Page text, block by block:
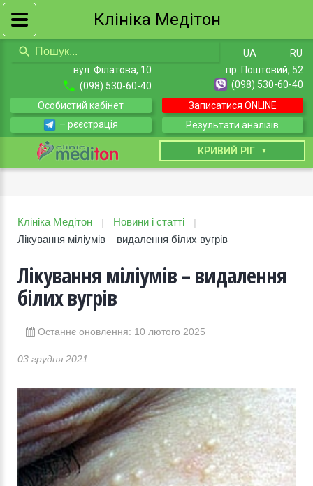
UA
RU
вул. Філатова, 10
(098) 530-60-40
пр. Поштовий, 52
(098) 530-60-40
Особистий кабінет
– рєєстрація
Записатися ONLINE
Результати аналізів
КРИВИЙ РІГ
Клініка Медітон | Новини і статті
|
Лікування міліумів – видалення білих вугрів
Лікування міліумів – видалення
білих вугрів
Останнє оновлення: 10 лютого 2025
03 грудня 2021
Клініка Медітон